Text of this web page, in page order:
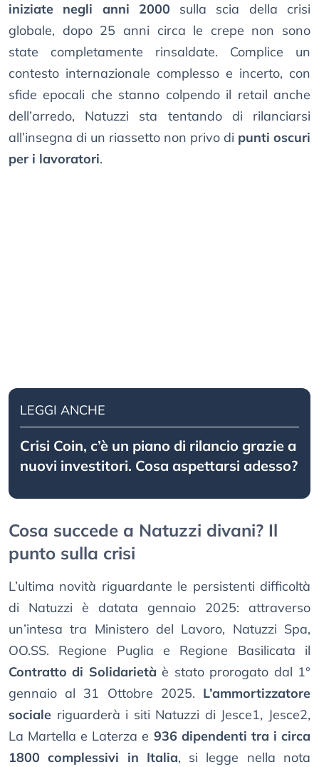
iniziate negli anni 2000 sulla scia della crisi
globale, dopo 25 anni circa le crepe non sono
state completamente rinsaldate. Complice un
contesto internazionale complesso e incerto, con
sfide epocali che stanno colpendo il retail anche
dell’arredo, Natuzzi sta tentando di rilanciarsi
all’insegna di un riassetto non privo di punti oscuri
per i lavoratori.
LEGGI ANCHE
Crisi Coin, c’è un piano di rilancio grazie a
nuovi investitori. Cosa aspettarsi adesso?
Cosa succede a Natuzzi divani? Il
punto sulla crisi
L’ultima novità riguardante le persistenti difficoltà
di Natuzzi è datata gennaio 2025: attraverso
un’intesa tra Ministero del Lavoro, Natuzzi Spa,
OO.SS. Regione Puglia e Regione Basilicata il
Contratto di Solidarietà è stato prorogato dal 1°
gennaio al 31 Ottobre 2025. L’ammortizzatore
sociale riguarderà i siti Natuzzi di Jesce1, Jesce2,
La Martella e Laterza e 936 dipendenti tra i circa
1800 complessivi in Italia, si legge nella nota